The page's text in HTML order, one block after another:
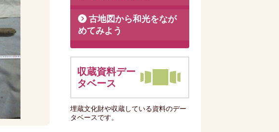
古地図から和光をなが
めてみよう
収蔵資料デー
タベース
埋蔵文化財や収蔵している資料のデー
タベースです。